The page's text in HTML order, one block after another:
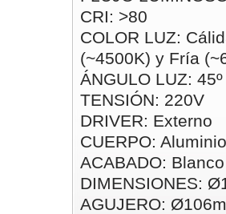
CRI: >80
COLOR LUZ:
(~4500K) y Fría
ÁNGULO LUZ: 45º
TENSIÓN: 220V
DRIVER: Externo
CUERPO: Aluminio
ACABADO: Blanco
DIMENSIONES:
AGUJERO: